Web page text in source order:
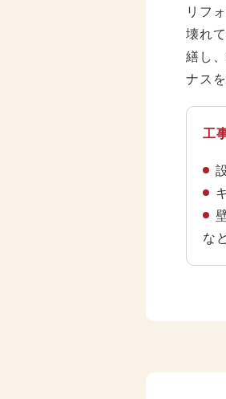
リフ
壊れ
繕し
ナス
工
な